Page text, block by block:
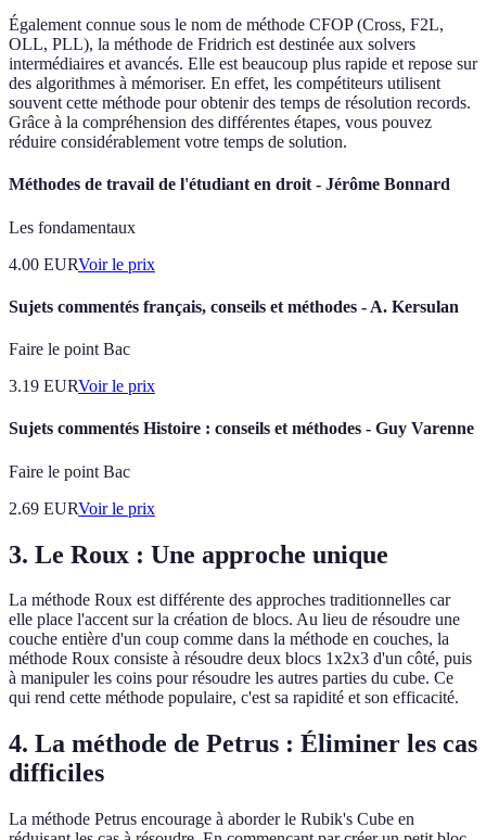
Également connue sous le nom de méthode CFOP (Cross, F2L,
OLL, PLL), la méthode de Fridrich est destinée aux solvers
intermédiaires et avancés. Elle est beaucoup plus rapide et repose sur
des algorithmes à mémoriser. En effet, les compétiteurs utilisent
souvent cette méthode pour obtenir des temps de résolution records.
Grâce à la compréhension des différentes étapes, vous pouvez
réduire considérablement votre temps de solution.
Méthodes de travail de l'étudiant en droit - Jérôme Bonnard
Les fondamentaux
4.00 EURVoir le prix
Sujets commentés français, conseils et méthodes - A. Kersulan
Faire le point Bac
3.19 EURVoir le prix
Sujets commentés Histoire : conseils et méthodes - Guy Varenne
Faire le point Bac
2.69 EURVoir le prix
3. Le Roux : Une approche unique
La méthode Roux est différente des approches traditionnelles car
elle place l'accent sur la création de blocs. Au lieu de résoudre une
couche entière d'un coup comme dans la méthode en couches, la
méthode Roux consiste à résoudre deux blocs 1x2x3 d'un côté, puis
à manipuler les coins pour résoudre les autres parties du cube. Ce
qui rend cette méthode populaire, c'est sa rapidité et son efficacité.
4. La méthode de Petrus : Éliminer les cas
difficiles
La méthode Petrus encourage à aborder le Rubik's Cube en